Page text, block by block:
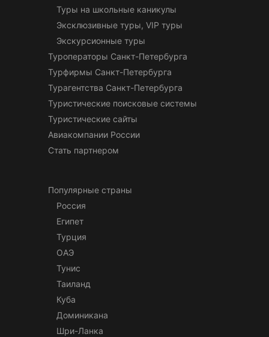
Туры на школьные каникулы
Эксклюзивные туры, VIP туры
Экскурсионные туры
Туроператоры Санкт-Петербурга
Турфирмы Санкт-Петербурга
Турагентства Санкт-Петербурга
Туристические поисковые системы
Туристические сайты
Авиакомпании России
Стать партнером
Популярные страны
Россия
Египет
Турция
ОАЭ
Тунис
Таиланд
Куба
Доминикана
Шри-Ланка